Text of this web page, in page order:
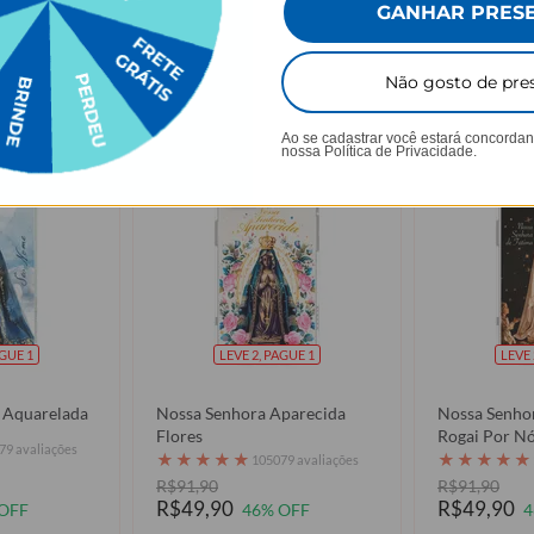
viu os produtos que você viu,
1
avaliações
LEVE 2, PAGUE 1
Nossa Senhora Aparecida
Flores
★ ★ ★ ★ ★ 105079 avaliações
R$91,90
R$49,90 46% OFF
LEVE
Nossa
Rogai Por
★ ★ ★ ★ ★
R$91,90
R$49,90
GANHAR
Não gosto de
Ao se cadastrar você estará
nossa Política de Privacidade.